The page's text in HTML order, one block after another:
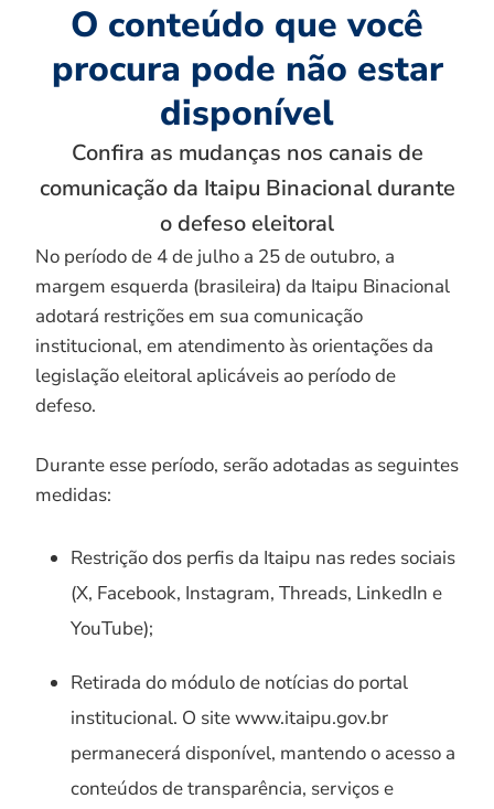
O conteúdo que você
procura pode não estar
disponível
Confira as mudanças nos canais de
comunicação da Itaipu Binacional durante
o defeso eleitoral
No período de 4 de julho a 25 de outubro, a
margem esquerda (brasileira) da Itaipu Binacional
adotará restrições em sua comunicação
institucional, em atendimento às orientações da
legislação eleitoral aplicáveis ao período de
defeso.
Durante esse período, serão adotadas as seguintes
medidas:
Restrição dos perfis da Itaipu nas redes sociais
(X, Facebook, Instagram, Threads, LinkedIn e
YouTube);
Retirada do módulo de notícias do portal
institucional. O site www.itaipu.gov.br
permanecerá disponível, mantendo o acesso a
conteúdos de transparência, serviços e